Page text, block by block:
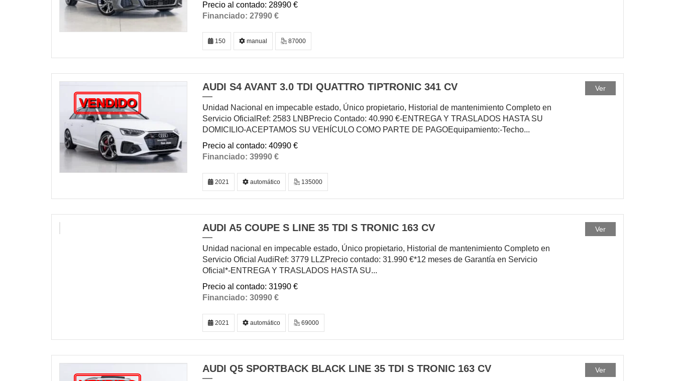
28990 €
27990 €
150 manual 87000
VENDIDO
AUDI S4 AVANT 3.0 TDI QUATTRO TIPTRONIC 341 CV
Unidad Nacional en impecable estado, Único propietario, Historial de mantenimiento Completo en
Servicio OficialRef: 2583 LNBPrecio Contado: 40.990 €-ENTREGA Y TRASLADOS HASTA SU
DOMICILIO-ACEPTAMOS SU VEHÍCULO COMO PARTE DE PAGOEquipamiento:-Techo...
40990 €
39990 €
Ver
2021 automático 135000
AUDI A5 COUPE S LINE 35 TDI S TRONIC 163 CV
Unidad nacional en impecable estado, Único propietario, Historial de mantenimiento Completo en
Servicio Oficial AudiRef: 3779 LLZPrecio contado: 31.990 €*12 meses de Garantía en Servicio
Oficial*-ENTREGA Y TRASLADOS HASTA SU...
31990 €
30990 €
Ver
2021 automático 69000
AUDI Q5 SPORTBACK BLACK LINE 35 TDI S TRONIC 163 CV Ver